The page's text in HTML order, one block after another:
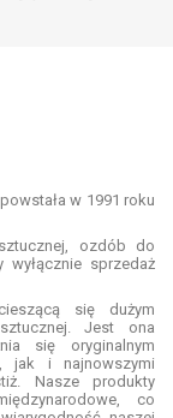
w 1991 roku
ozdób do
sprzedaż
się dużym
Jest ona
się oryginalnym
jak i najnowszymi
Nasze produkty
co